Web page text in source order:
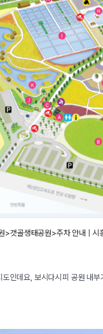
>갯골생태공원>주차 안내 |
도인데요, 보시다시피 공원 내